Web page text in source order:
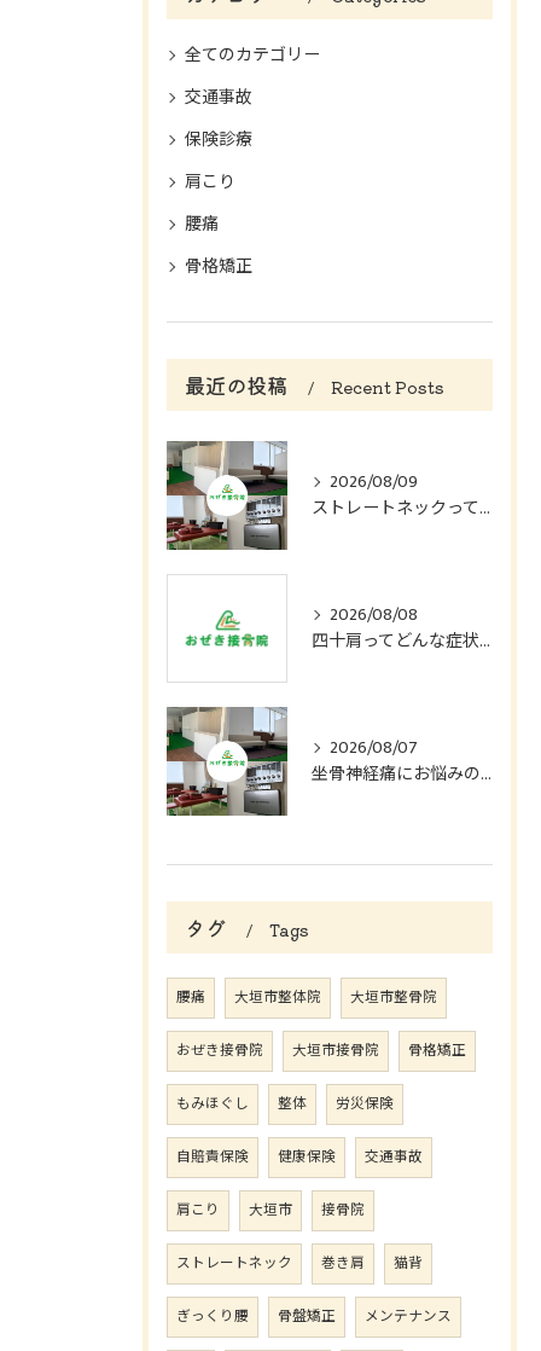
全てのカテゴリー
交通事故
保険診療
肩こり
腰痛
骨格矯正
最近の投稿 Recent Posts
2026/08/09
ストレートネックってどんな症状？
2026/08/08
四十肩ってどんな症状？
2026/08/07
坐骨神経痛にお悩みの方へ
タグ Tags
腰痛 大垣市整体院 大垣市整骨院
おぜき接骨院 大垣市接骨院 骨格矯正
もみほぐし 整体 労災保険
自賠責保険 健康保険 交通事故
肩こり 大垣市 接骨院
ストレートネック 巻き肩 猫背
ぎっくり腰 骨盤矯正 メンテナンス